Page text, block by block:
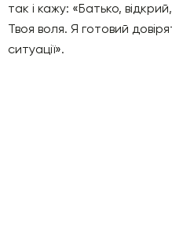
так і кажу: «Батько,
Твоя воля. Я готовий
ситуації».